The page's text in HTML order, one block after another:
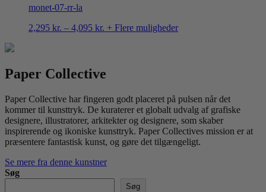
monet-07-rr-la
2,295 kr. – 4,095 kr. Prisinterval:
+ Flere muligheder
Paper Collective
Paper Collective har fingeren godt placeret på pulsen når det
kommer til kunsttryk. De kuraterer et globalt udvalg af grafiske
designere, illustratorer, arkitekter og designere, som skaber
inspirerende og ikoniske kunsttryk. Paper Collectives mission er at
præsentere fantastisk kunst, og gøre det tilgængeligt.
Se mere fra denne kunstner
Søg
Søg